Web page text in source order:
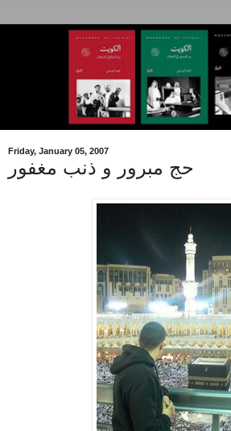
Friday, January 05, 2007
حج مبرور و ذنب مغفور